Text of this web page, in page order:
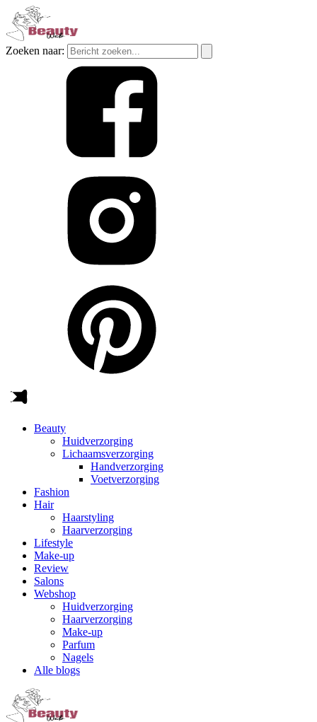
Zoeken naar:
Beauty
Huidverzorging
Lichaamsverzorging
Handverzorging
Voetverzorging
Fashion
Hair
Haarstyling
Haarverzorging
Lifestyle
Make-up
Review
Salons
Webshop
Huidverzorging
Haarverzorging
Make-up
Parfum
Nagels
Alle blogs